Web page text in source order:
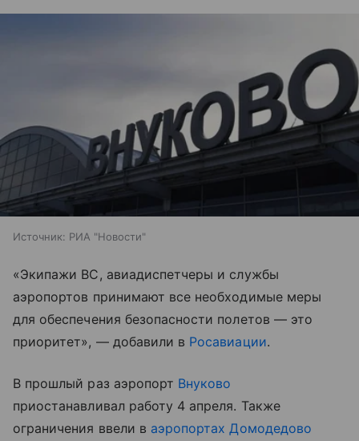
Источник: РИА "Новости"
«Экипажи ВС, авиадиспетчеры и службы
аэропортов принимают все необходимые меры
для обеспечения безопасности полетов — это
приоритет», — добавили в Росавиации.
В прошлый раз аэропорт Внуково
приостанавливал работу 4 апреля. Также
ограничения ввели в аэропортах Домодедово